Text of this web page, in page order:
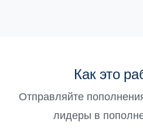
Как это
Отправляйте
лидеры в